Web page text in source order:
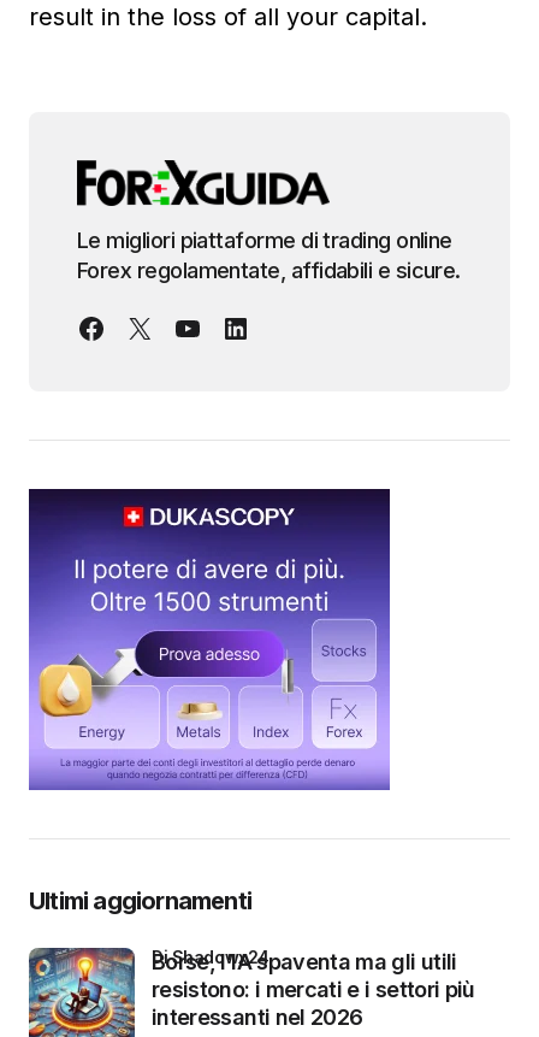
result in the loss of all your capital.
Le migliori piattaforme di trading online
Forex regolamentate, affidabili e sicure.
Ultimi aggiornamenti
Borse, l’IA spaventa ma gli utili
resistono: i mercati e i settori più
interessanti nel 2026
di Shadowx24